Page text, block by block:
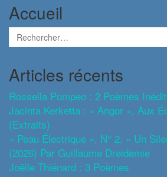
Accueil
Articles récents
Rossella Pompeo : 2 Poèmes
Jacinta Kerketta : « Angor », Aux
(extraits)
« Peau Électrique », N° 2, « Un
(2026) Par Guillaume Dreidemie
Joëlle Thiénard : 3 Poèmes